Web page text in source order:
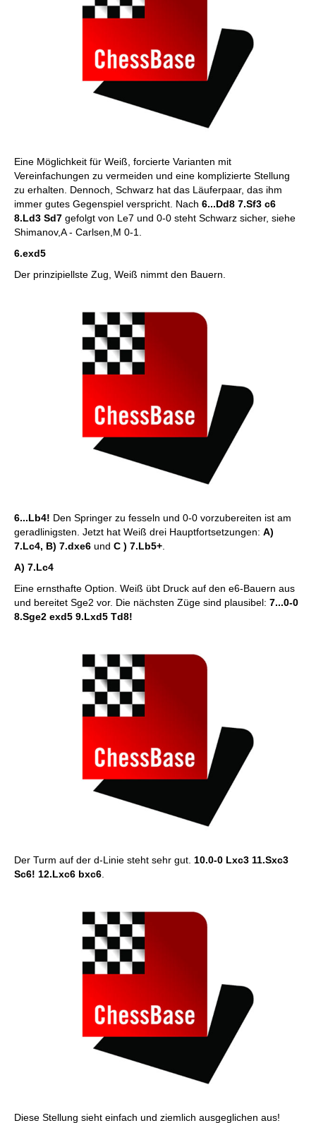
Eine Möglichkeit für Weiß, forcierte Varianten mit
Vereinfachungen zu vermeiden und eine komplizierte Stellung
zu erhalten. Dennoch, Schwarz hat das Läuferpaar, das ihm
immer gutes Gegenspiel verspricht. Nach 6...Dd8 7.Sf3 c6
8.Ld3 Sd7 gefolgt von Le7 und 0-0 steht Schwarz sicher, siehe
Shimanov,A - Carlsen,M 0-1.
6.exd5
Der prinzipiellste Zug, Weiß nimmt den Bauern.
6...Lb4! Den Springer zu fesseln und 0-0 vorzubereiten ist am
geradlinigsten. Jetzt hat Weiß drei Hauptfortsetzungen: A)
7.Lc4, B) 7.dxe6 und C ) 7.Lb5+
A) 7.Lc4
Eine ernsthafte Option. Weiß übt Druck auf den e6-Bauern aus
und bereitet Sge2 vor. Die nächsten Züge sind plausibel: 7...0-0
8.Sge2 exd5 9.Lxd5 Td8!
Der Turm auf der d-Linie steht sehr gut. 10.0-0 Lxc3 11.Sxc3
Sc6! 12.Lxc6 bxc6
Diese Stellung sieht einfach und ziemlich ausgeglichen aus!